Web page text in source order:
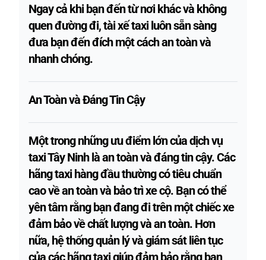
Ngay cả khi bạn đến từ nơi khác và không
quen đường đi, tài xế taxi luôn sẵn sàng
đưa bạn đến đích một cách an toàn và
nhanh chóng.
An Toàn và Đáng Tin Cậy
Một trong những ưu điểm lớn của dịch vụ
taxi Tây Ninh là an toàn và đáng tin cậy. Các
hãng taxi hàng đầu thường có tiêu chuẩn
cao về an toàn và bảo trì xe cộ. Bạn có thể
yên tâm rằng bạn đang đi trên một chiếc xe
đảm bảo về chất lượng và an toàn. Hơn
nữa, hệ thống quản lý và giám sát liên tục
của các hãng taxi giúp đảm bảo rằng bạn